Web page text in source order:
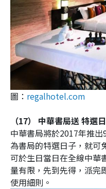
圖： regalhotel.com
（17） 中華書局送 特選
中華書局將於2017年推
為書局的特選日子，就可
可於生日當日在全線中華
量有限，先到先得，派完
使用細則。